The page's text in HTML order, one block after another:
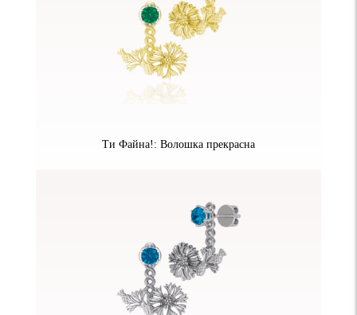
Ти Файна!: Волошка прекрасна